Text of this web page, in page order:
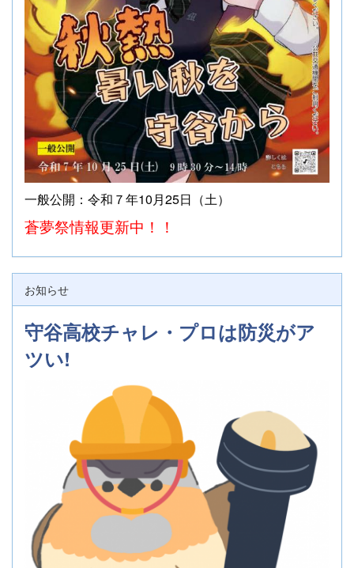
一般公開：令和７年10月25日（土）
蒼夢祭情報更新中！！
お知らせ
守谷高校チャレ・プロは防災がア
ツい!